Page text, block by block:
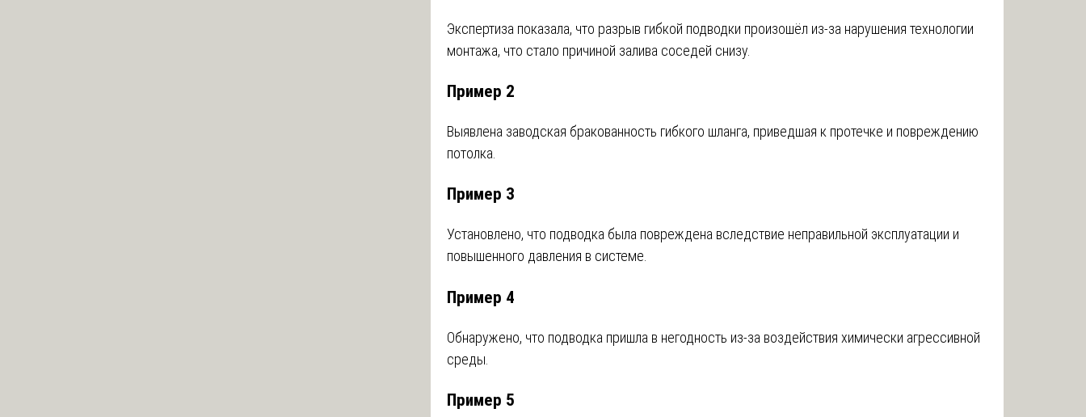
Экспертиза показала, что разрыв гибкой подводки произошёл из-за нарушения технологии
монтажа, что стало причиной залива соседей снизу.
Пример 2
Выявлена заводская бракованность гибкого шланга, приведшая к протечке и повреждению
потолка.
Пример 3
Установлено, что подводка была повреждена вследствие неправильной эксплуатации и
повышенного давления в системе.
Пример 4
Обнаружено, что подводка пришла в негодность из-за воздействия химически агрессивной
среды.
Пример 5